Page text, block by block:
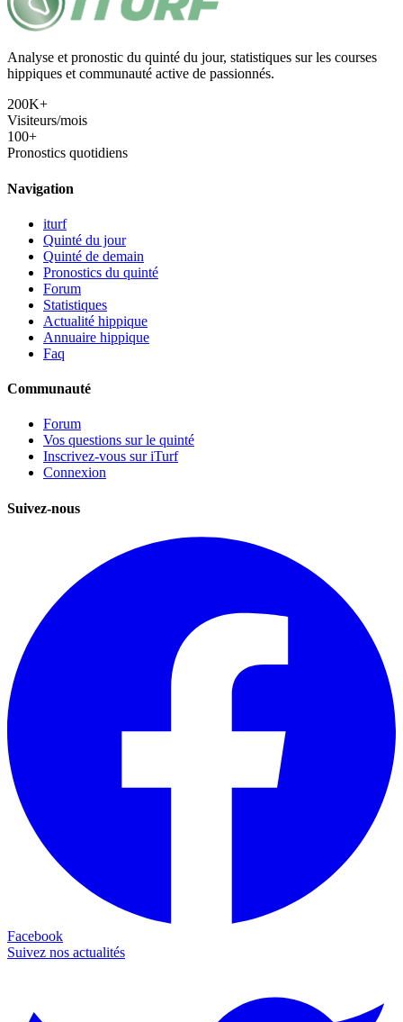
Analyse et pronostic du quinté du jour, statistiques sur les courses
hippiques et communauté active de passionnés.
200K+
Visiteurs/mois
100+
Pronostics quotidiens
Navigation
iturf
Quinté du jour
Quinté de demain
Pronostics du quinté
Forum
Statistiques
Actualité hippique
Annuaire hippique
Faq
Communauté
Forum
Vos questions sur le quinté
Inscrivez-vous sur iTurf
Connexion
Suivez-nous
Facebook
Suivez nos actualités